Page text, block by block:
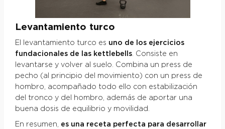
Levantamiento turco
El levantamiento turco es uno de los ejercicios
fundacionales de las kettlebells. Consiste en
levantarse y volver al suelo. Combina un press de
pecho (al principio del movimiento) con un press de
hombro, acompañado todo ello con estabilización
del tronco y del hombro, además de aportar una
buena dosis de equilibrio y movilidad.
En resumen, es una receta perfecta para desarrollar